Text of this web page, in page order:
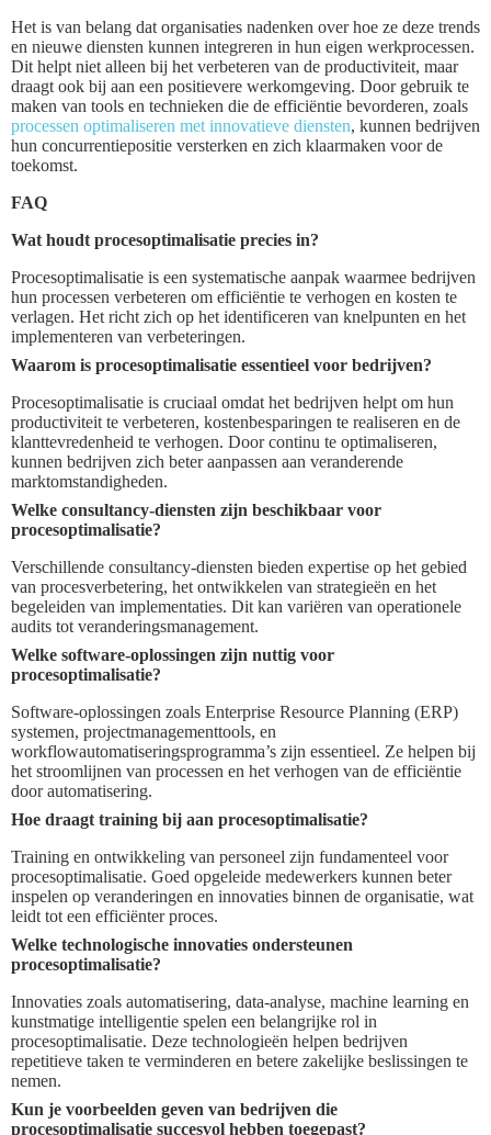
Het is van belang dat organisaties nadenken over hoe ze deze trends
en nieuwe diensten kunnen integreren in hun eigen werkprocessen.
Dit helpt niet alleen bij het verbeteren van de productiviteit, maar
draagt ook bij aan een positievere werkomgeving. Door gebruik te
maken van tools en technieken die de efficiëntie bevorderen, zoals
processen optimaliseren met innovatieve diensten, kunnen bedrijven
hun concurrentiepositie versterken en zich klaarmaken voor de
toekomst.
FAQ
Wat houdt procesoptimalisatie precies in?
Procesoptimalisatie is een systematische aanpak waarmee bedrijven
hun processen verbeteren om efficiëntie te verhogen en kosten te
verlagen. Het richt zich op het identificeren van knelpunten en het
implementeren van verbeteringen.
Waarom is procesoptimalisatie essentieel voor bedrijven?
Procesoptimalisatie is cruciaal omdat het bedrijven helpt om hun
productiviteit te verbeteren, kostenbesparingen te realiseren en de
klanttevredenheid te verhogen. Door continu te optimaliseren,
kunnen bedrijven zich beter aanpassen aan veranderende
marktomstandigheden.
Welke consultancy-diensten zijn beschikbaar voor
procesoptimalisatie?
Verschillende consultancy-diensten bieden expertise op het gebied
van procesverbetering, het ontwikkelen van strategieën en het
begeleiden van implementaties. Dit kan variëren van operationele
audits tot veranderingsmanagement.
Welke software-oplossingen zijn nuttig voor
procesoptimalisatie?
Software-oplossingen zoals Enterprise Resource Planning (ERP)
systemen, projectmanagementtools, en
workflowautomatiseringsprogramma’s zijn essentieel. Ze helpen bij
het stroomlijnen van processen en het verhogen van de efficiëntie
door automatisering.
Hoe draagt training bij aan procesoptimalisatie?
Training en ontwikkeling van personeel zijn fundamenteel voor
procesoptimalisatie. Goed opgeleide medewerkers kunnen beter
inspelen op veranderingen en innovaties binnen de organisatie, wat
leidt tot een efficiënter proces.
Welke technologische innovaties ondersteunen
procesoptimalisatie?
Innovaties zoals automatisering, data-analyse, machine learning en
kunstmatige intelligentie spelen een belangrijke rol in
procesoptimalisatie. Deze technologieën helpen bedrijven
repetitieve taken te verminderen en betere zakelijke beslissingen te
nemen.
Kun je voorbeelden geven van bedrijven die
procesoptimalisatie succesvol hebben toegepast?